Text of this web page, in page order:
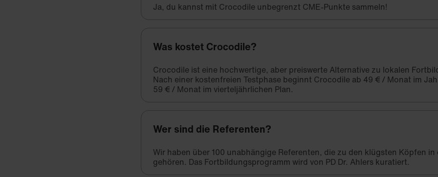
Ja, du kannst mit Crocodile unbegrenzt CME-Punkte sammeln!
Was kostet Crocodile?
Crocodile ist eine hochwertige, aber preiswerte Alternative zu lokalen
Nach einer kostenfreien Testphase beginnt Crocodile ab 49 € / Monat im
59 € / Monat im vierteljährlichen Plan.
Wer sind die Referenten?
Wir haben über 100 unabhängige Referenten, die zu den klügsten Köpfen
gehören. Das Fortbildungsprogramm wird von PD Dr. Ahlers kuratiert.